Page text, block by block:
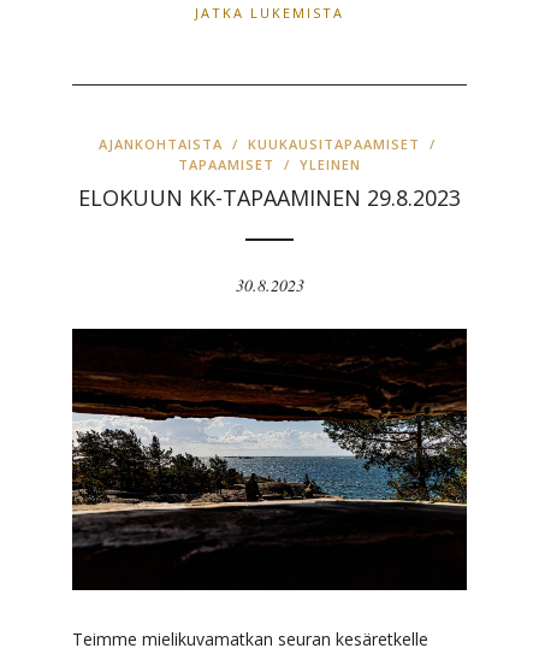
JATKA LUKEMISTA
AJANKOHTAISTA / KUUKAUSITAPAAMISET
/
TAPAAMISET
/ YLEINEN
ELOKUUN KK-TAPAAMINEN 29.8.2023
30.8.2023
Teimme mielikuvamatkan seuran kesäretkelle